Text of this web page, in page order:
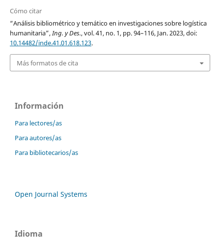
Cómo citar
“Análisis bibliométrico y temático en investigaciones sobre logística
humanitaria”,Ing. y Des., vol. 41, no. 1, pp. 94–116, Jan. 2023, doi:
10.14482/inde.41.01.618.123.
Más formatos de cita
Información
Para lectores/as
Para autores/as
Para bibliotecarios/as
Open Journal Systems
Idioma